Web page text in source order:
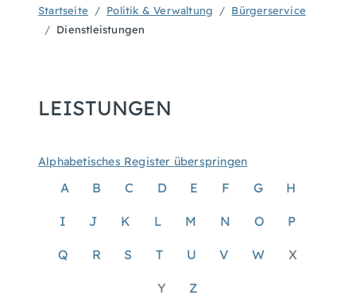
Startseite Politik & Verwaltung
Bürgerservice
Dienstleistungen
LEISTUNGEN
Alphabetisches Register überspringen
A B C D E F G H
I J K L M N O P
Q R S T U V W X
Y Z